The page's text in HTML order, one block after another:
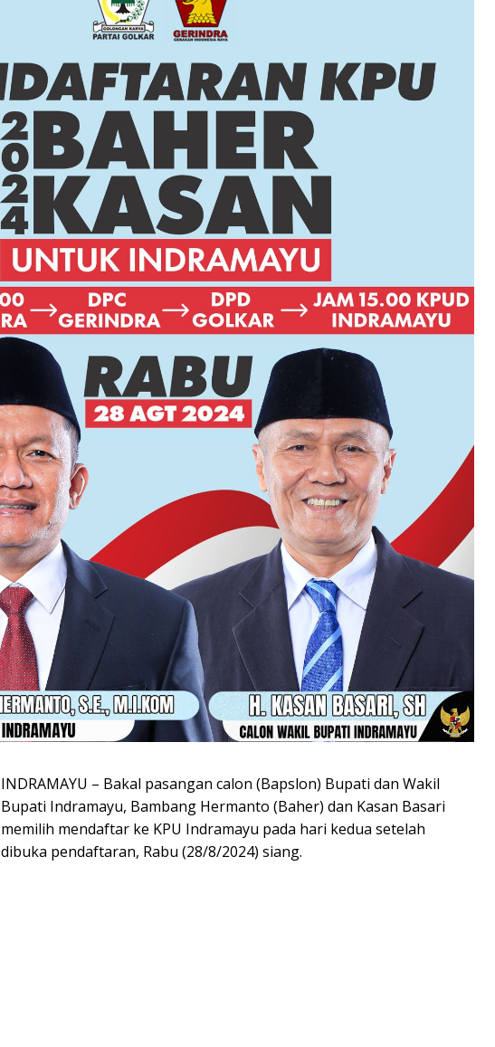
INDRAMAYU – Bakal pasangan calon (Bapslon) Bupati dan Wakil
Bupati Indramayu, Bambang Hermanto (Baher) dan Kasan Basari
memilih mendaftar ke KPU Indramayu pada hari kedua setelah
dibuka pendaftaran, Rabu (28/8/2024) siang.